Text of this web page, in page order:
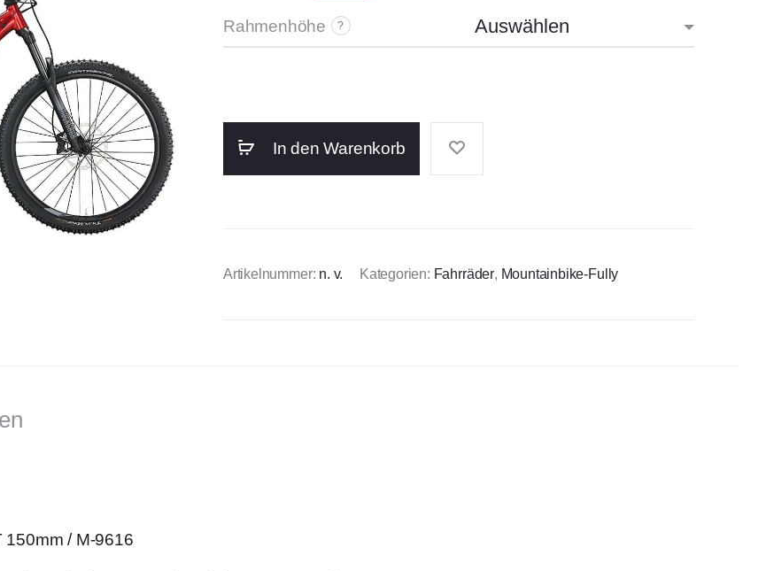
Rahmenhöhe ?
In den Warenkorb
Artikelnummer: n. v. Kategorien: Fahrräder, Mountainbike-Fully
150mm / M-9616